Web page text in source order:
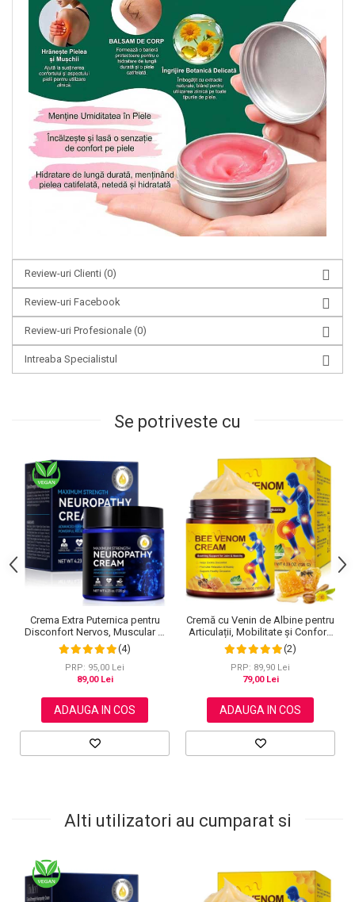
Review-uri Clienti (0)
Review-uri Facebook
Review-uri Profesionale (0)
Intreaba Specialistul
Se potriveste cu
Crema Extra Puternica pentru
Disconfort Nervos, Muscular si
Articular, 120 g
(4)
PRP: 95,00 Lei
89,00 Lei
ADAUGA IN COS
Cremă cu Venin de Albine pentru
Articulații, Mobilitate și Confort,
120 g
(2)
PRP: 89,90 Lei
79,00 Lei
ADAUGA IN COS
Alti utilizatori au cumparat si